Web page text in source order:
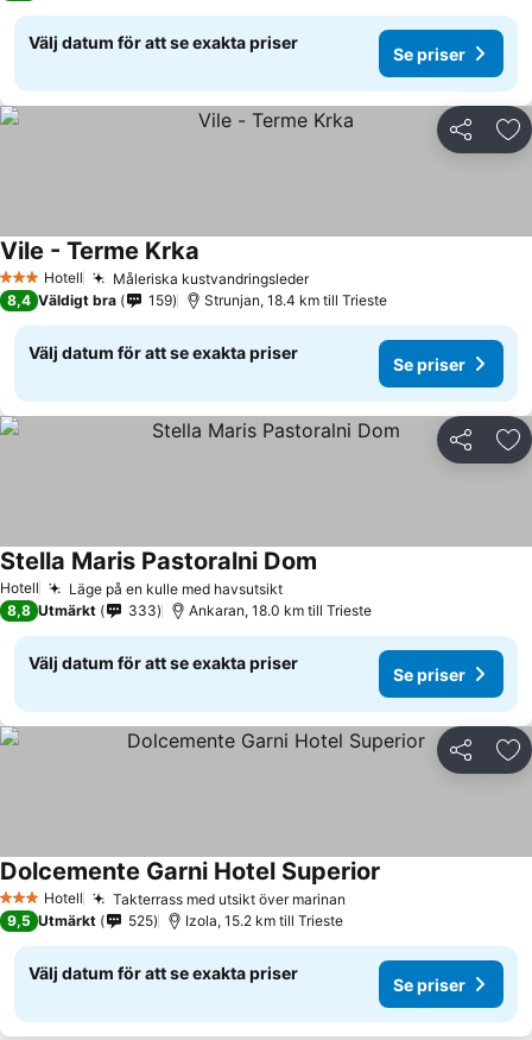
Välj datum för att se exakta priser
Se priser
Dela
3 StjärnorHotell Måleriska kustvandringslederSe priser
Vile - Terme Krka
8,4 Väldigt bra 159 Strunjan, 18.4 km till Trieste
Välj datum för att se exakta priser
Se priser
Dela
Hotell Läge på en kulle med havsutsiktSe priser
Stella Maris Pastoralni Dom
8,8 Utmärkt 333 Ankaran, 18.0 km till Trieste
Välj datum för att se exakta priser
Se priser
Dela
3 StjärnorHotell Takterrass med utsikt över marinan
Dolcemente Garni Hotel Superior
9,5 Utmärkt 525 Izola, 15.2 km till Trieste
Välj datum för att se exakta priser
Se priser